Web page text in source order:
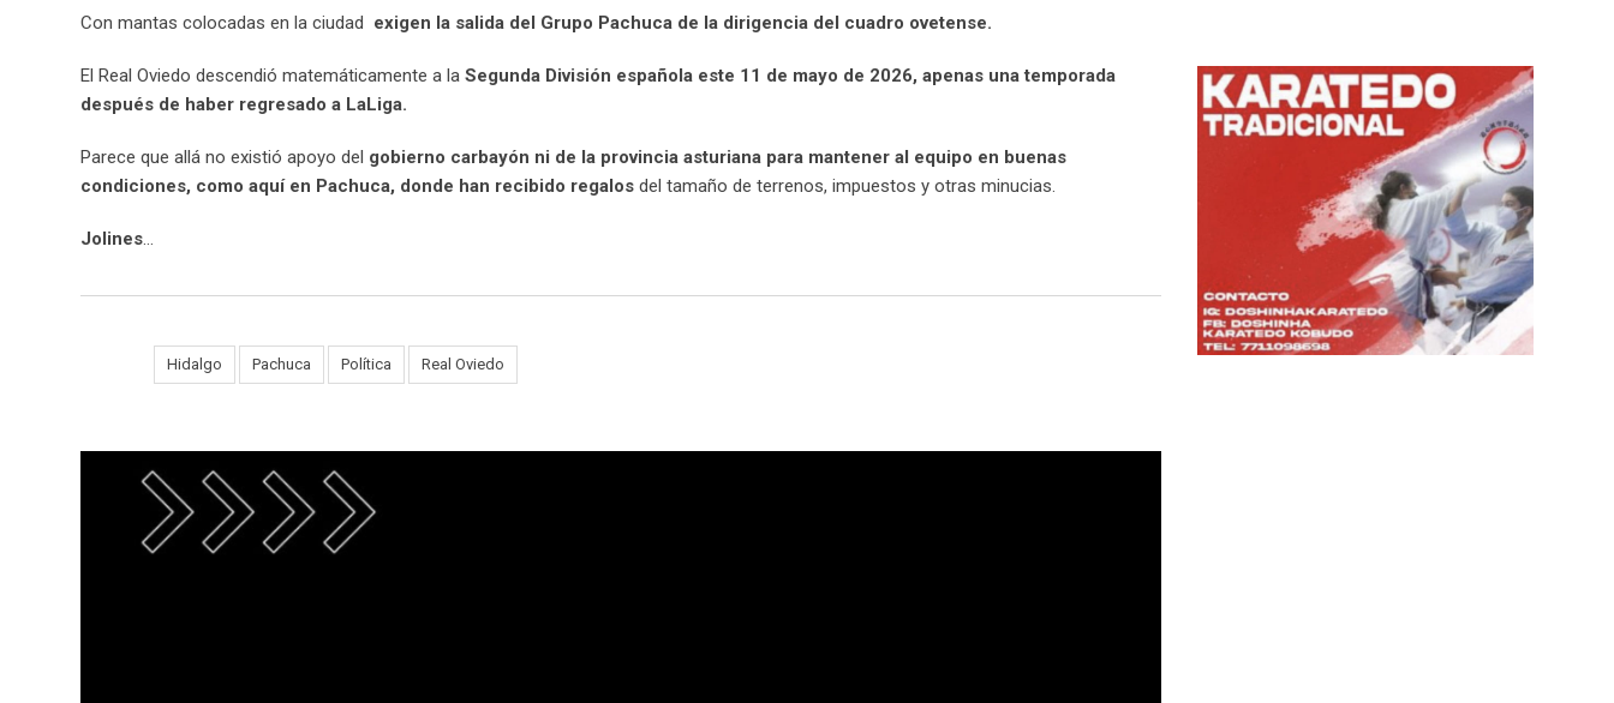
Con mantas colocadas en la ciudad exigen la salida del Grupo Pachuca de la dirigencia del cuadro ovetense.
El Real Oviedo descendió matemáticamente a la Segunda División española este 11 de mayo de 2026, apenas una temporada
después de haber regresado a LaLiga.
Parece que allá no existió apoyo del gobierno carbayón ni de la provincia asturiana para mantener al equipo en buenas
condiciones, como aquí en Pachuca, donde han recibido regalos del tamaño de terrenos, impuestos y otras minucias.
Jolines…
Hidalgo Pachuca Política Real Oviedo